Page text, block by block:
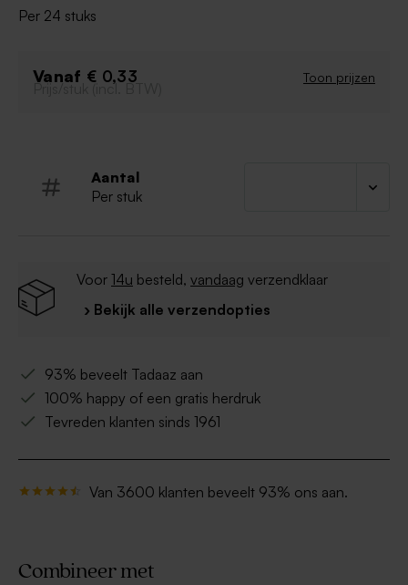
Deze sticker past perfect op ons glazen snoeppotje,
Per 24 stuks
Vanaf € 0,33 Toon prijzen
Prijs/stuk (incl. BTW)
Aantal
Per stuk
Voor 14u besteld, vandaag verzendklaar
› Bekijk alle verzendopties
93% beveelt Tadaaz aan
100% happy of een gratis herdruk
Tevreden klanten sinds 1961
Van 3600 klanten beveelt 93% ons aan.
Combineer met